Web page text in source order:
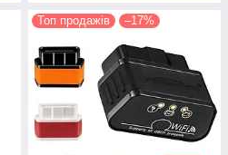
Топ продажів –17%